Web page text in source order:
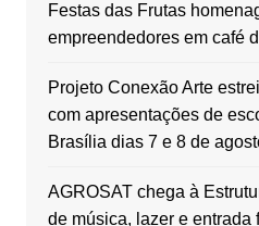
Festas das Frutas
empreendedores em café
Projeto Conexão Arte
com apresentações de
Brasília dias 7 e 8 de
AGROSAT chega à
de música, lazer e entrada